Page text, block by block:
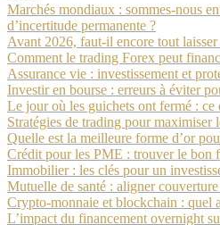
Marchés mondiaux : sommes-nous
d’incertitude permanente ?
Avant 2026, faut-il encore tout laisser
Comment le trading Forex peut
Assurance vie : investissement et
Investir en bourse : erreurs à éviter
Le jour où les guichets ont fermé : ce
Stratégies de trading pour maximiser
Quelle est la meilleure forme d’or
Crédit pour les PME : trouver le bon
Immobilier : les clés pour un
Mutuelle de santé : aligner
Crypto-monnaie et blockchain : quel
L’impact du financement overnight